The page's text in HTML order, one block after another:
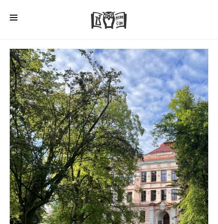
HOME
O ŠKOLE
PRO RODIČE
ŠD + ŠK
ŠKOLNÍ JÍDELNA
ÚŘEDNÍ DESKA
VEŘEJNÉ ZAKÁZKY
AKTUALITY
FOTOGALERIE
KONTAKTY